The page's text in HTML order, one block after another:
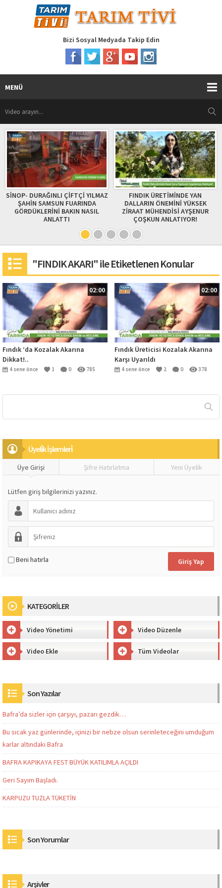
Bizi Sosyal Medyada Takip Edin
MENÜ
ÇİFTÇİ YILMAZ
FUARINDA
BAKIN NASIL
FINDIK ÜRETİMİNDE YAN
DALLARIN ÖNEMİNİ YÜKSEK
ZİRAAT MÜHENDİSİ AYŞENUR
ÇOŞKUN ANLATIYOR!
08,04,2018
SULAMA
"FINDIK AKARI" ile Etiketlenen Konular
02:00
Fındık ‘da Kozalak Akarına
Dikkat!..
4 sene önce 1 0 785
02:00
Fındık Üreticisi Kozalak Akarına
Karşı Uyarıldı
4 sene önce 2 0 378
Üyeli̇k İşlemleri̇
Üye Girişi Şifre Hatırlatma Yeni Üyelik
Lütfen giriş bilgilerinizi yazınız.
Beni hatırla
KATEGORİLER
Video Yönetimi Video Düzenle
Video Ekle Tüm Videolar
Son Yazılar
Bafra’da sizler için çarşıyı, pazarı gezdik…
Bu sıcak yaz günlerinde, içinizi bir nebze olsun serinleteceğini umduğum
karlar altındaki Bafra
BAFRA KAPIKAYA FEST BÜYÜK KATILIMLA AÇILDI
Geri Sayım Başladı.
KARPUZU TUZLA TÜKETİN
Son Yorumlar
Arşivler